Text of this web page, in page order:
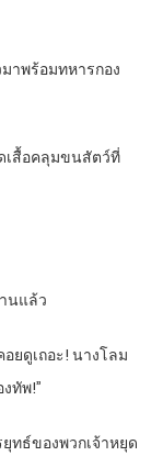
มาพร้อมทหารกอง
เสื้อคลุมขนสัตว์ที่
นแล้ว
ยดูเถอะ! นางโลม
ทัพ!”
ยุทธ์ของพวกเจ้าหยุด